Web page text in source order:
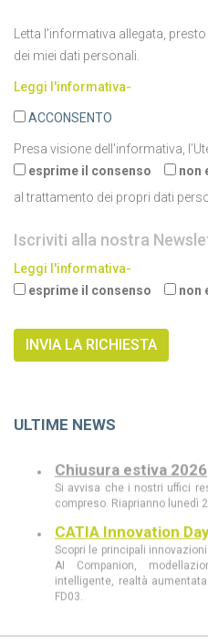
Letta l'informativa allegata,
dei miei dati personali.
Leggi l'informativa-
ACCONSENTO
Presa visione dell'informativa,
esprime il consenso
non
al trattamento dei propri dati
Iscriviti alla nostra
Leggi l'informativa-
esprime il consenso
non
ULTIME NEWS
Chiusura estiva 2026
Si avvisa che i nostri uffici
compreso. Riaprianno lunedì
CATIA Innovation
Scopri le principali innovazioni
AI Companion,
intelligente, realtà aumentata
FD03.
Scopri al CATIA Innovation